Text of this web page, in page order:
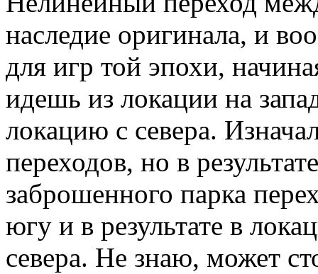
наследие оригинала, и
для игр той эпохи,
идешь из локации на
локацию с севера.
переходов, но в
заброшенного парка
югу и в результате в
севера. Не знаю, может